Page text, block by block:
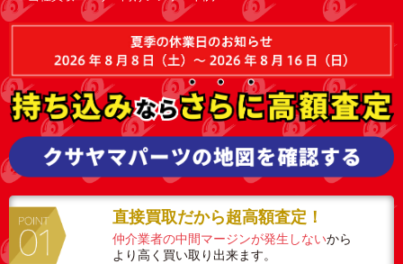
直接買取だから超高額査定！
仲介業者の中間マージンが発生しないから
より高く買い取り出来ます。